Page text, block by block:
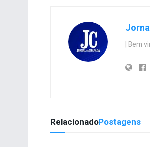
| Bem
RelacionadoPostagens